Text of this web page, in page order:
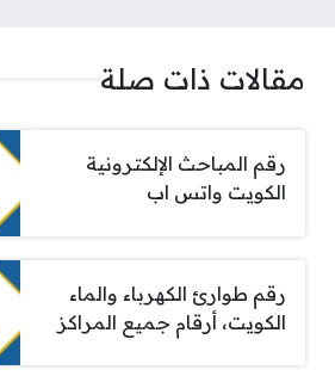
مقالات ذات صلة
رقم المباحث الإلكترونية
الكويت واتس اب
رقم طوارئ الكهرباء والماء
الكويت، أرقام جميع المراكز